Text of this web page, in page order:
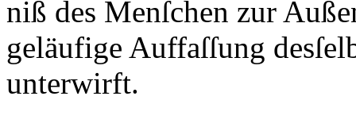
niß des Menſchen zur
geläufige Auffaſſung
unterwirft.